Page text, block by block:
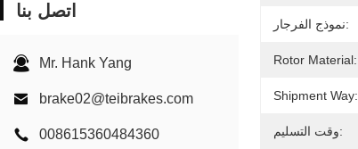
اتصل بنا
Mr. Hank Yang
brake02@teibrakes.com
008615360484360
نموذج الفرجار:
Rotor Material:
Shipment Way:
وقت التسليم: